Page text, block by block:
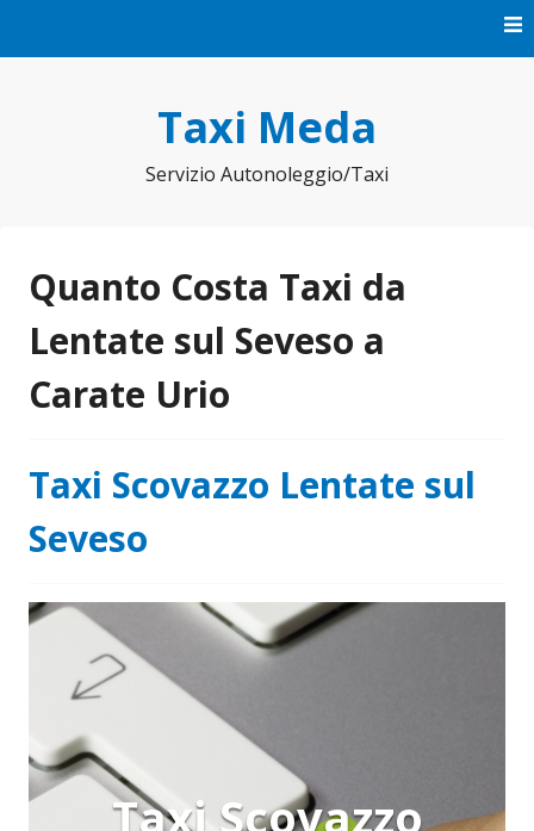
Taxi Meda
Servizio Autonoleggio/Taxi
Quanto Costa Taxi da
Lentate sul Seveso a
Carate Urio
Taxi Scovazzo Lentate sul
Seveso
Taxi Scovazzo